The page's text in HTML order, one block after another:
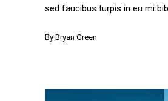
sed faucibus turpis in eu mi
By Bryan Green